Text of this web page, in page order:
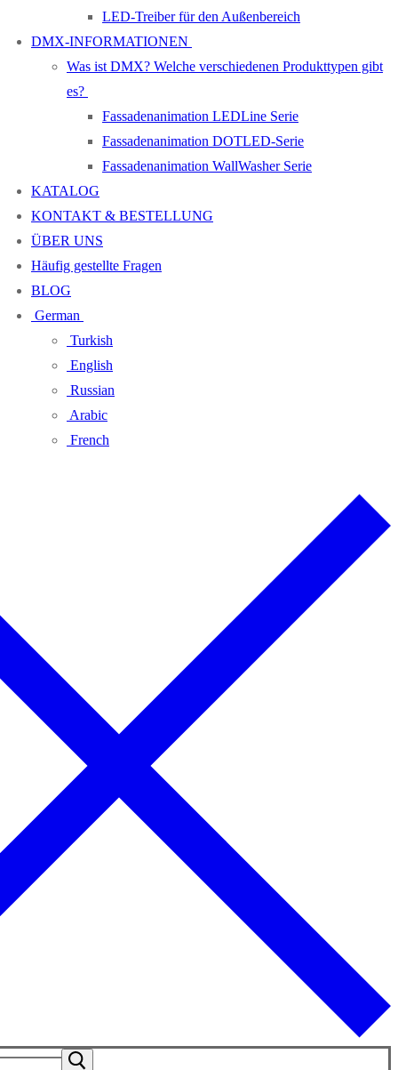
LED-Treiber für den Außenbereich
DMX-INFORMATIONEN
Was ist DMX? Welche verschiedenen Produkttypen gibt
es?
Fassadenanimation LEDLine Serie
Fassadenanimation DOTLED-Serie
Fassadenanimation WallWasher Serie
KATALOG
KONTAKT & BESTELLUNG
ÜBER UNS
Häufig gestellte Fragen
BLOG
German
Turkish
English
Russian
Arabic
French